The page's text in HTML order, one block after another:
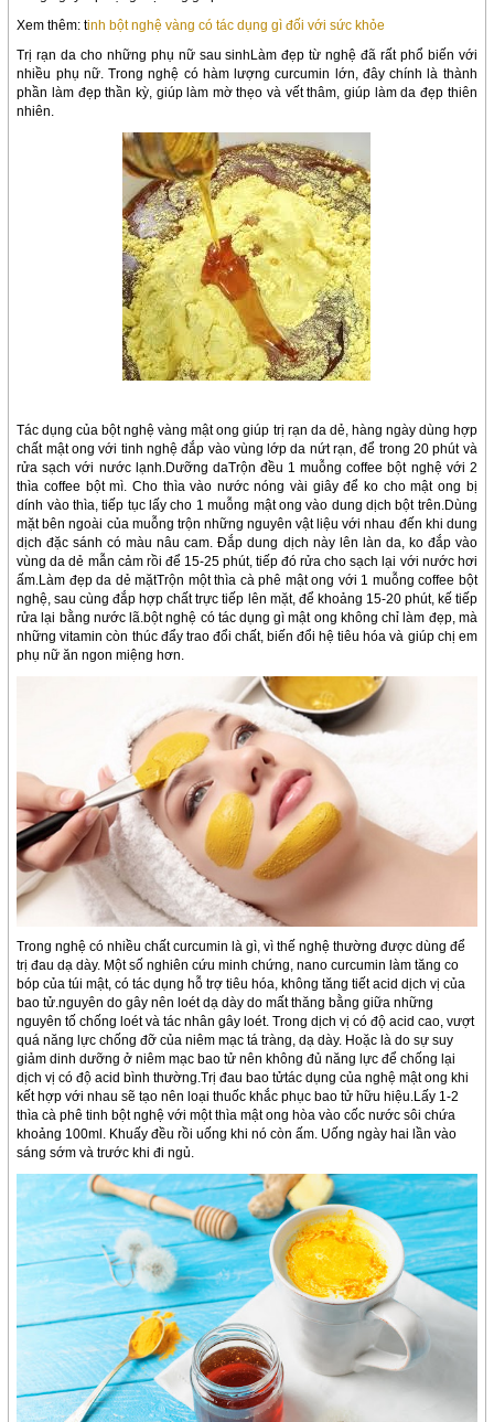
Xem thêm: tinh bột nghệ vàng có tác dụng gì đối với sức khỏe
Trị rạn da cho những phụ nữ sau sinhLàm đẹp từ nghệ đã rất phổ biến với
nhiều phụ nữ. Trong nghệ có hàm lượng curcumin lớn, đây chính là thành
phần làm đẹp thần kỳ, giúp làm mờ thẹo và vết thâm, giúp làm da đẹp thiên
nhiên.
Tác dụng của bột nghệ vàng mật ong giúp trị rạn da dẻ, hàng ngày dùng hợp
chất mật ong với tinh nghệ đắp vào vùng lớp da nứt rạn, để trong 20 phút và
rửa sạch với nước lạnh.Dưỡng daTrộn đều 1 muỗng coffee bột nghệ với 2
thìa coffee bột mì. Cho thìa vào nước nóng vài giây để ko cho mật ong bị
dính vào thìa, tiếp tục lấy cho 1 muỗng mật ong vào dung dịch bột trên.Dùng
mặt bên ngoài của muỗng trộn những nguyên vật liệu với nhau đến khi dung
dịch đặc sánh có màu nâu cam. Đắp dung dịch này lên làn da, ko đắp vào
vùng da dẻ mẫn cảm rồi để 15-25 phút, tiếp đó rửa cho sạch lại với nước hơi
ấm.Làm đẹp da dẻ mặtTrộn một thìa cà phê mật ong với 1 muỗng coffee bột
nghệ, sau cùng đắp hợp chất trực tiếp lên mặt, để khoảng 15-20 phút, kế tiếp
rửa lại bằng nước lã.bột nghệ có tác dụng gì mật ong không chỉ làm đẹp, mà
những vitamin còn thúc đẩy trao đổi chất, biến đổi hệ tiêu hóa và giúp chị em
phụ nữ ăn ngon miệng hơn.
Trong nghệ có nhiều chất curcumin là gì, vì thế nghệ thường được dùng để
trị đau dạ dày. Một số nghiên cứu minh chứng, nano curcumin làm tăng co
bóp của túi mật, có tác dụng hỗ trợ tiêu hóa, không tăng tiết acid dịch vị của
bao tử.nguyên do gây nên loét dạ dày do mất thăng bằng giữa những
nguyên tố chống loét và tác nhân gây loét. Trong dịch vị có độ acid cao, vượt
quá năng lực chống đỡ của niêm mạc tá tràng, dạ dày. Hoặc là do sự suy
giảm dinh dưỡng ở niêm mạc bao tử nên không đủ năng lực để chống lại
dịch vị có độ acid bình thường.Trị đau bao tửtác dụng của nghệ mật ong khi
kết hợp với nhau sẽ tạo nên loại thuốc khắc phục bao tử hữu hiệu.Lấy 1-2
thìa cà phê tinh bột nghệ với một thìa mật ong hòa vào cốc nước sôi chứa
khoảng 100ml. Khuấy đều rồi uống khi nó còn ấm. Uống ngày hai lần vào
sáng sớm và trước khi đi ngủ.